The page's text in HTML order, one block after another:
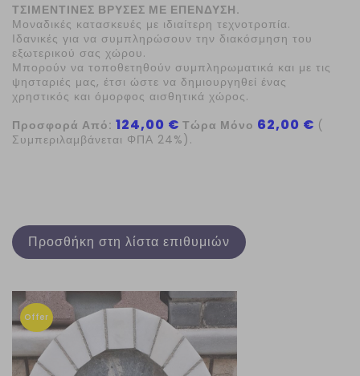
ΤΣΙΜΕΝΤΙΝΕΣ ΒΡΥΣΕΣ ΜΕ ΕΠΕΝΔΥΣΗ.
Μοναδικές κατασκευές με ιδιαίτερη τεχνοτροπία.
Ιδανικές για να συμπληρώσουν την διακόσμηση του
εξωτερικού σας χώρου.
Μπορούν να τοποθετηθούν συμπληρωματικά και με τις
ψησταριές μας, έτσι ώστε να δημιουργηθεί ένας
χρηστικός και όμορφος αισθητικά χώρος.
Προσφορά Από: 124,00 € Τώρα Μόνο 62,00 € (
Συμπεριλαμβάνεται ΦΠΑ 24%).
Προσθήκη στη λίστα επιθυμιών
Offer